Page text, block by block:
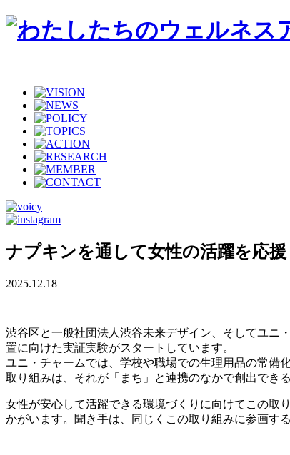
ナプキンを通して女性の活躍を応
2025.12.18
渋谷区と一般社団法人渋谷未来デザイン、そしてユニ
置に向けた実証実験がスタートしています。
ユニ・チャームでは、学校や職場での生理用品の常備
取り組みは、それが「まち」と連携のなかで創出でき
女性が安心して活躍できる環境づくりに向けてこの取
かがいます。聞き手は、同じくこの取り組みに参画す